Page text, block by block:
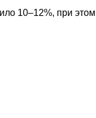
10–12%, при